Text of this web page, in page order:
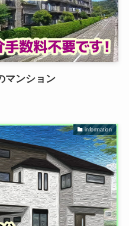
マンション
information